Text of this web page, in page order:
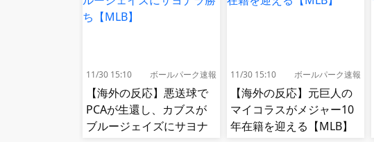
11/30 15:10 ボールパーク速報
【海外の反応】悪送球で
PCAが生還し、カブスが
ブルージェイズにサヨナ
11/30 15:10 ボールパーク速報
【海外の反応】元巨人の
マイコラスがメジャー10
年在籍を迎える【MLB】